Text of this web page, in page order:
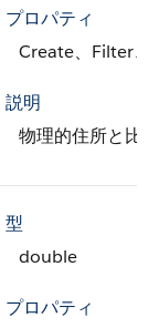
プロパティ
Create、Filter
説明
物理的住所と比
型
double
プロパティ